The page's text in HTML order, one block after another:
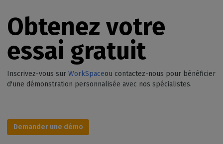
Obtenez votre
essai gratuit
Inscrivez-vous sur WorkSpaceou contactez-nous pour bénéficier
d'une démonstration personnalisée avec nos spécialistes.
Demander une démo